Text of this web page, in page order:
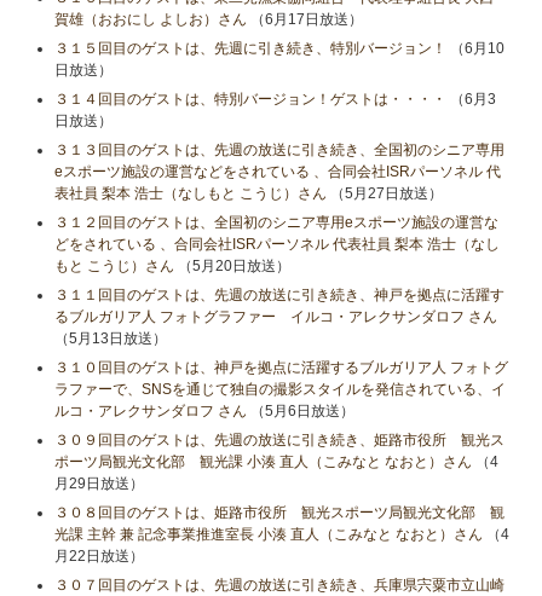
賀雄（おおにし よしお）さん （6月17日放送）
３１５回目のゲストは、先週に引き続き、特別バージョン！
（6月10
日放送）
３１４回目のゲストは、特別バージョン！ゲストは・・・・
（6月3
日放送）
３１３回目のゲストは、先週の放送に引き続き、全国初のシニア専用
eスポーツ施設の運営などをされている 、合同会社ISRパーソネル 代
表社員 梨本 浩士（なしもと こうじ）さん （5月27日放送）
３１２回目のゲストは、全国初のシニア専用eスポーツ施設の運営な
どをされている 、合同会社ISRパーソネル 代表社員 梨本 浩士（なし
もと こうじ）さん （5月20日放送）
３１１回目のゲストは、先週の放送に引き続き、神戸を拠点に活躍す
るブルガリア人 フォトグラファー イルコ・アレクサンダロフ さん
（5月13日放送）
３１０回目のゲストは、神戸を拠点に活躍するブルガリア人 フォトグ
ラファーで、SNSを通じて独自の撮影スタイルを発信されている、イ
ルコ・アレクサンダロフ さん （5月6日放送）
３０９回目のゲストは、先週の放送に引き続き、姫路市役所 観光ス
ポーツ局観光文化部 観光課 小湊 直人（こみなと なおと）さん （4
月29日放送）
３０８回目のゲストは、姫路市役所 観光スポーツ局観光文化部 観
光課 主幹 兼 記念事業推進室長 小湊 直人（こみなと なおと）さん （4
月22日放送）
３０７回目のゲストは、先週の放送に引き続き、兵庫県宍粟市立山崎